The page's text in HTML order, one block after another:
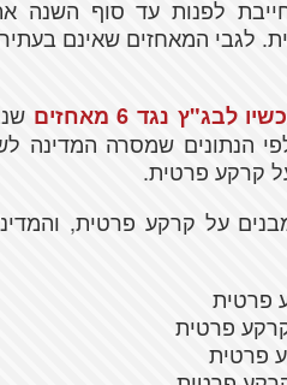
לפנות עד סוף השנה
לגבי המאחזים שאינם
נגד 6 מאחזים
הנתונים שמסרה המדינה
קרקע פרטית.
על קרקע פרטית,